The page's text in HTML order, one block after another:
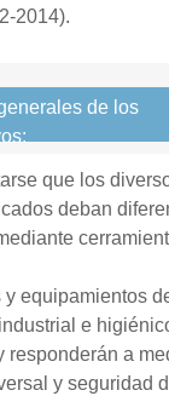
2014).
de los
que los
deban
y equipamientos
e
responderán a
y seguridad